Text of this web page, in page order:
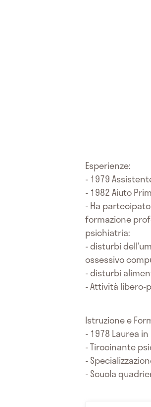
Esperienze:
- 1979
- 1982 Aiuto
- Ha
formazione
psichiatria:
- disturbi
ossessivo
- disturbi
- Attività libero-
Istruzione e
- 1978 Laurea
- Tirocinante
-
- Scuola